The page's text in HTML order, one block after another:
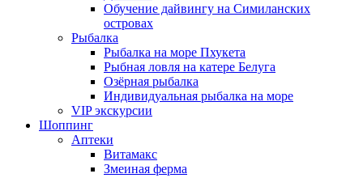
Обучение дайвингу на Симиланских
островах
Рыбалка
Рыбалка на море Пхукета
Рыбная ловля на катере Белуга
Озёрная рыбалка
Индивидуальная рыбалка на море
VIP экскурсии
Шоппинг
Аптеки
Витамакс
Змеиная ферма